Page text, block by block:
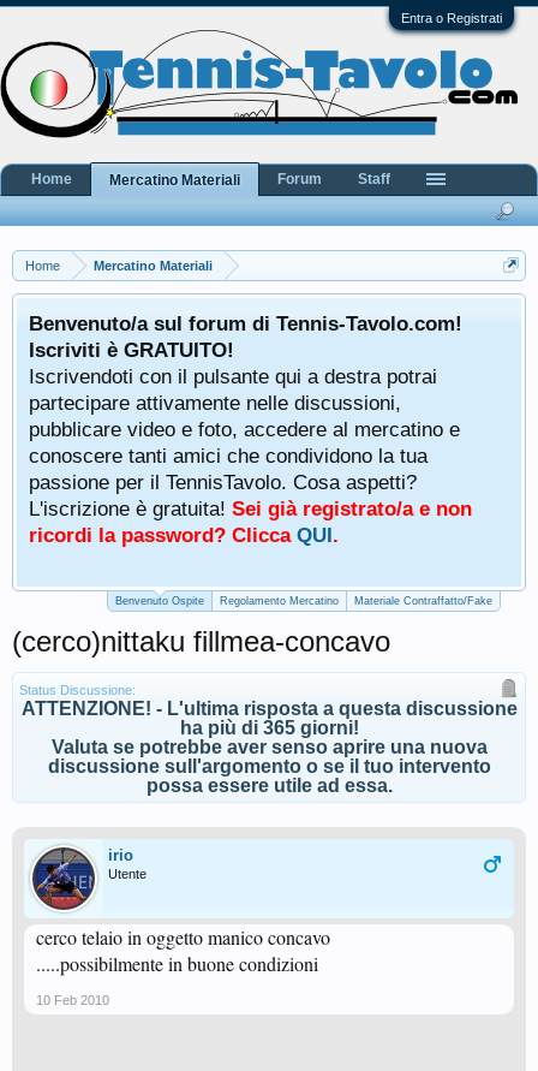
Entra o Registrati
Home Mercatino Materiali
Benvenuto/a sul forum di Tennis-Tavolo.com!
Iscriviti è GRATUITO!
Iscrivendoti con il pulsante qui a destra potrai
partecipare attivamente nelle discussioni,
pubblicare video e foto, accedere al mercatino e
conoscere tanti amici che condividono la tua
passione per il TennisTavolo. Cosa aspetti?
L'iscrizione è gratuita! Sei già registrato/a e non
ricordi la password? Clicca QUI.
Benvenuto Ospite Regolamento Mercatino Materiale Contraffatto/Fake
(cerco)nittaku fillmea-concavo
Status Discussione:
ATTENZIONE! - L'ultima risposta a questa discussione
ha più di 365 giorni!
Valuta se potrebbe aver senso aprire una nuova
discussione sull'argomento o se il tuo intervento
possa essere utile ad essa.
irio
Utente
cerco telaio in oggetto manico concavo
.....possibilmente in buone condizioni
10 Feb 2010
Home Mercatino Materiali Forum Staff